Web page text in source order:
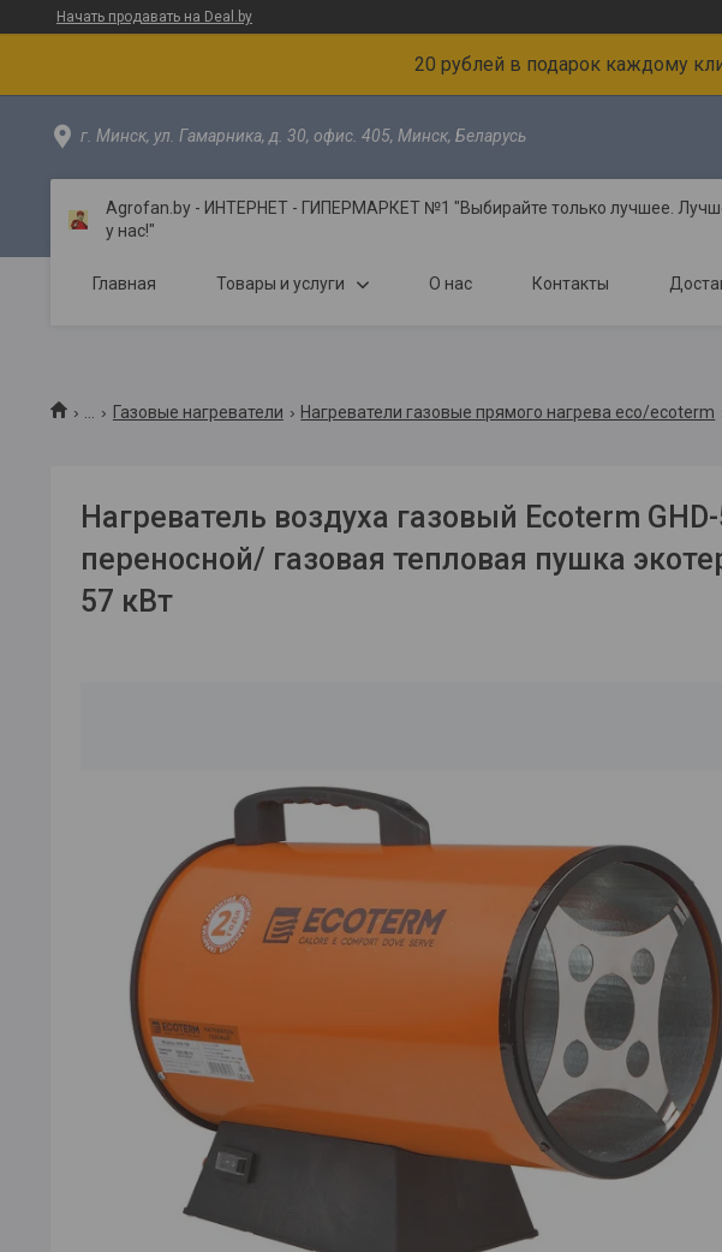
Начать продавать на Deal.by
20 рублей в подарок каждому
г. Минск, ул. Гамарника, д. 30, офис. 405, Минск, Беларусь
Agrofan.by - ИНТЕРНЕТ - ГИПЕРМАРКЕТ №1 "Выбирайте только лучшее.
у нас!"
Главная Товары и услуги О нас Контакты
Газовые нагреватели Нагреватели газовые прямого нагрева eco/ecoterm
Нагреватель воздуха газовый Ecoterm
переносной/ газовая тепловая пушка
57 кВт